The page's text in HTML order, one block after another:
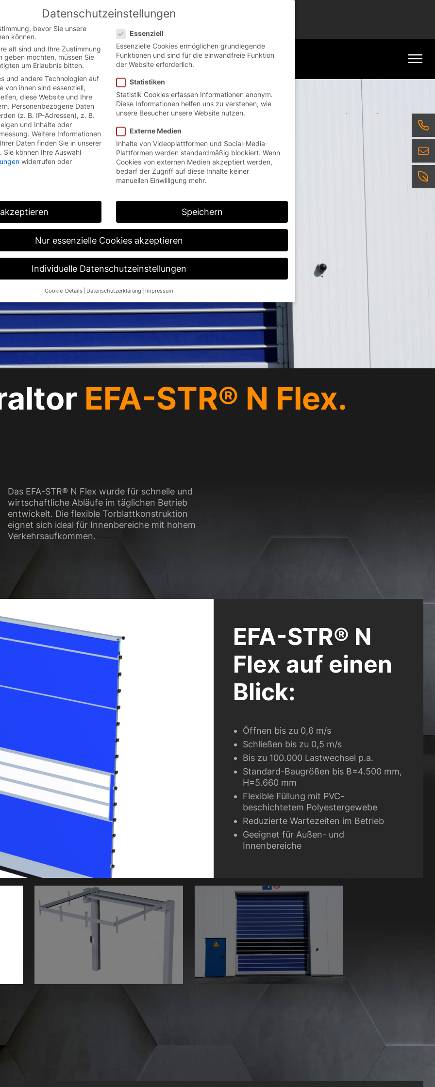
German website.
English
EFA-STR® N Flex.
Das EFA-STR® N Flex wurde für schnelle und
wirtschaftliche Abläufe im täglichen Betrieb
entwickelt. Die flexible Torblattkonstruktion
eignet sich ideal für Innenbereiche mit hohem
Verkehrsaufkommen.
EFA-STR® N
Flex auf einen
Blick:
Öffnen bis zu 0,6 m/s
Schließen bis zu 0,5 m/s
Bis zu 100.000 Lastwechsel p.a.
Standard-Baugrößen bis B=4.500 mm,
H=5.660 mm
Flexible Füllung mit PVC-
beschichtetem Polyestergewebe
Reduzierte Wartezeiten im Betrieb
Geeignet für Außen- und
Innenbereiche
Datenschutzeinstellungen
bevor Sie unsere
können.
alt sind und Ihre Zustimmung
geben möchten, müssen Sie
um Erlaubnis bitten.
und andere Technologien auf
von ihnen sind essenziell,
diese Website und Ihre
Personenbezogene Daten
(z. B. IP-Adressen), z. B.
und Inhalte oder
Weitere Informationen
Daten finden Sie in unserer
. Sie können Ihre Auswahl
widerrufen oder
Essenziell
Essenzielle Cookies ermöglichen grundlegende
Funktionen und sind für die einwandfreie Funktion
der Website erforderlich.
Statistiken
Statistik Cookies erfassen Informationen anonym.
Diese Informationen helfen uns zu verstehen, wie
unsere Besucher unsere Website nutzen.
Externe Medien
Inhalte von Videoplattformen und Social-Media-
Plattformen werden standardmäßig blockiert. Wenn
Cookies von externen Medien akzeptiert werden,
bedarf der Zugriff auf diese Inhalte keiner
manuellen Einwilligung mehr.
Speichern
Nur essenzielle Cookies akzeptieren
Individuelle Datenschutzeinstellungen
Cookie-Details Datenschutzerklärung Impressum
Datenschutzeinstellungen
alt sind und Ihre Zustimmung zu freiwilligen Diensten geben möchten, müssen Sie Ihre
um Erlaubnis bitten.
Website und Ihre Erfahrung zu verbessern. Personenbezogene Daten können
Informationen über die Verwendung Ihrer Daten finden Sie in unserer
über alle verwendeten Cookies. Sie können Ihre Einwilligung zu ganzen Kategorien
Informationen anzeigen lassen und so nur bestimmte Cookies auswählen.
Speichern Nur essenzielle Cookies akzeptieren
Informationen anonym. Diese Informationen helfen uns zu verstehen, wie unsere Besucher unsere
Cookie-Informationen anzeigen
bedarf der Zugriff auf diese Inhalte keiner manuellen Einwilligung mehr.
Cookie-Informationen anzeigen